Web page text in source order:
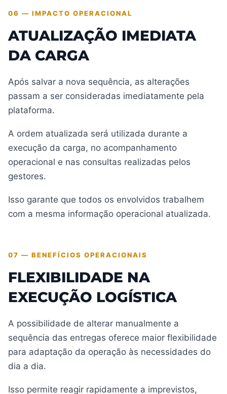
06 — IMPACTO OPERACIONAL
ATUALIZAÇÃO IMEDIATA
DA CARGA
Após salvar a nova sequência, as alterações
passam a ser consideradas imediatamente pela
plataforma.
A ordem atualizada será utilizada durante a
execução da carga, no acompanhamento
operacional e nas consultas realizadas pelos
gestores.
Isso garante que todos os envolvidos trabalhem
com a mesma informação operacional atualizada.
07 — BENEFÍCIOS OPERACIONAIS
FLEXIBILIDADE NA
EXECUÇÃO LOGÍSTICA
A possibilidade de alterar manualmente a
sequência das entregas oferece maior flexibilidade
para adaptação da operação às necessidades do
dia a dia.
Isso permite reagir rapidamente a imprevistos,